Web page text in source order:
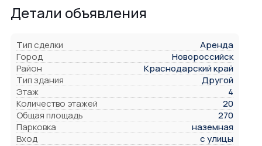
Детали объявления
Тип сделки
Аренда
Город
Новороссийск
Район
Краснодарский край
Тип здания
Другой
Этаж
4
Количество этажей
20
Общая площадь
270
Парковка
наземная
Вход
с улицы